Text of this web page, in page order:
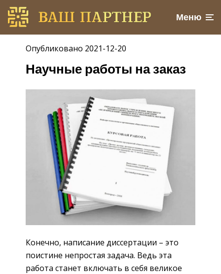
Меню
Опубликовано 2021-12-20
Научные работы на заказ
Конечно, написание диссертации – это
поистине непростая задача. Ведь эта
работа станет включать в себя великое